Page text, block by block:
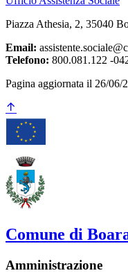
Piazza Athesia, 2, 35040
Email:
Telefono: 800.081.122 -
Pagina aggiornata il 26/06/
Comune di
Amministrazione